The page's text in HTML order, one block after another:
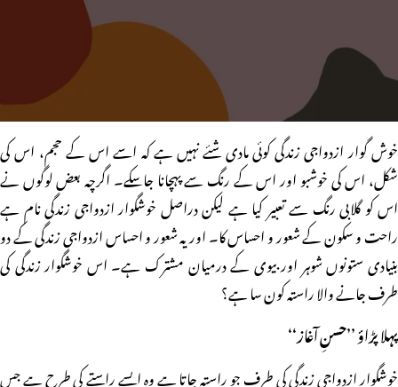
خوش گوار ازدواجی زندگی کوئی مادی شئے نہیں ہے کہ اسے اس کے حجم، اس کی
شکل، اس کی خوشبو اور اس کے رنگ سے پہچانا جاسکے۔ اگرچہ بعض لوگوں نے
اس کو گلابی رنگ سے تعبیر کیا ہے لیکن دراصل خوشگوار ازدواجی زندگی نام ہے
راحت و سکون کے شعور و احساس کا۔ اور یہ شعور و احساس ازدواجی زندگی کے دو
بنیادی ستونوں شوہر اور بیوی کے درمیان مشترک ہے۔ اس خوشگوار زندگی کی
طرف جانے والا راستہ کون سا ہے؟
پہلا پڑاؤ ’’حسنِ آغاز‘‘
خوشگوار ازدواجی زندگی کی طرف جو راستہ جاتا ہے وہ ایسے راستے کی طرح ہے جس